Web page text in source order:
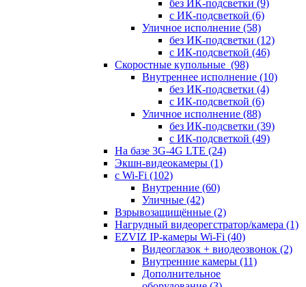
без ИК-подсветки (9)
с ИК-подсветкой (6)
Уличное исполнение (58)
без ИК-подсветки (12)
с ИК-подсветкой (46)
Скоростные купольные (98)
Внутреннее исполнение (10)
без ИК-подсветки (4)
с ИК-подсветкой (6)
Уличное исполнение (88)
без ИК-подсветки (39)
с ИК-подсветкой (49)
На базе 3G-4G LTE (24)
Экшн-видеокамеры (1)
с Wi-Fi (102)
Внутренние (60)
Уличные (42)
Взрывозащищённые (2)
Нагрудный видеорегстратор/камера (1)
EZVIZ IP-камеры Wi-Fi (40)
Видеоглазок + виодеозвонок (2)
Внутренние камеры (11)
Дополнительное